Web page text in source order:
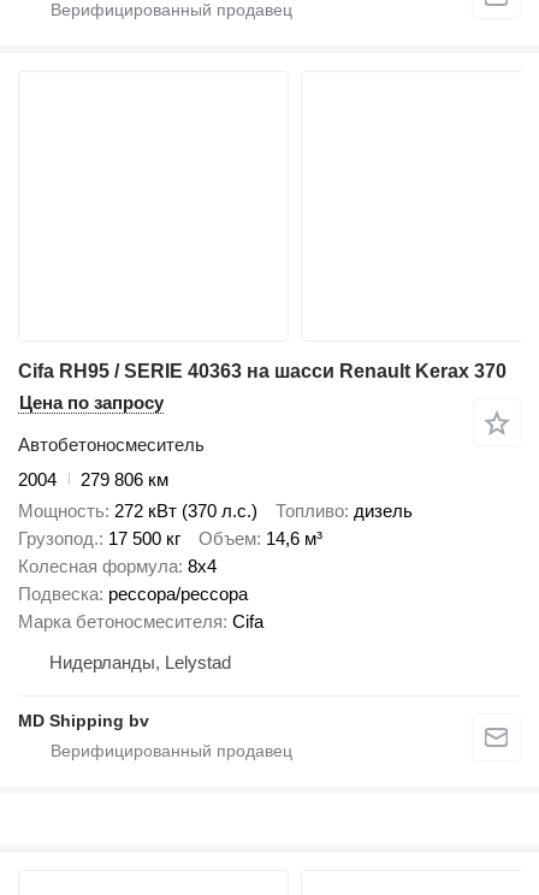
Cifa RH95 / SERIE 40363 на шасси Renault Kerax 370
Цена по запросу
Автобетоносмеситель
2004
279 806 км
Мощность 272 кВт (370 л.с.) Топливо дизель
Грузопод. 17 500 кг Объем 14,6 м³
Колесная формула 8x4
Подвеска рессора/рессора
Марка бетоносмесителя Cifa
Нидерланды, Lelystad
MD Shipping bv